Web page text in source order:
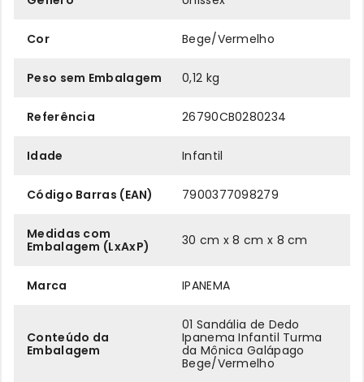
Cor Bege/Vermelho
Peso sem Embalagem 0,12 kg
Referência 26790CB0280234
Idade Infantil
Código Barras (EAN) 7900377098279
Medidas com
Embalagem (LxAxP)
30 cm x 8 cm x 8 cm
Marca IPANEMA
Conteúdo da
Embalagem
01 Sandália de Dedo
Ipanema Infantil Turma
da Mônica Galápago
Bege/Vermelho